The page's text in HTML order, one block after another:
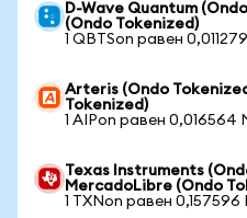
D-Wave Quantum
(Ondo Tokenized)
1 QBTSon равен
Arteris (Ondo
Tokenized)
1 AIPon равен 0,016564
Texas Instruments
MercadoLibre (Ondo
1 TXNon равен 0,157596